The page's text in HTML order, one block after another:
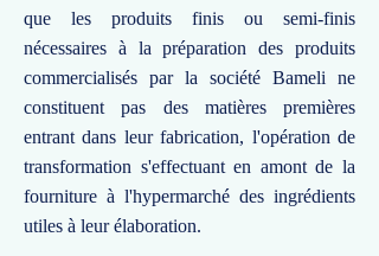
que les produits finis ou semi-finis
nécessaires à la préparation des produits
commercialisés par la société Bameli ne
constituent pas des matières premières
entrant dans leur fabrication, l'opération de
transformation s'effectuant en amont de la
fourniture à l'hypermarché des ingrédients
utiles à leur élaboration.